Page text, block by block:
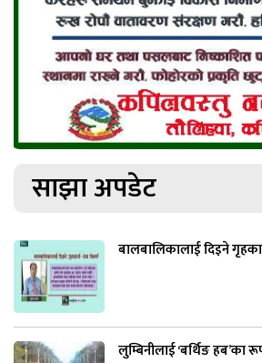
साझा अपडेट
बालबालिकालाई दिइने
लुम्बिनीलाई ‘बर्थिङ हब’का